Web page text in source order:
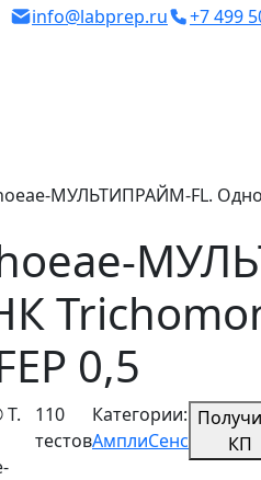
info@labprep.ru +7 499
МУЛЬТИПРАЙМ-FL.
0,5
110
тестов
Категории:
АмплиСенс
КП